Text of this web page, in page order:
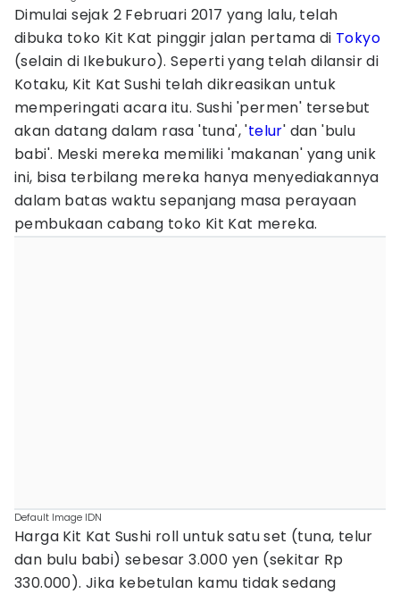
Dimulai sejak 2 Februari 2017 yang lalu, telah
dibuka toko Kit Kat pinggir jalan pertama di Tokyo
(selain di Ikebukuro). Seperti yang telah dilansir di
Kotaku, Kit Kat Sushi telah dikreasikan untuk
memperingati acara itu. Sushi 'permen' tersebut
akan datang dalam rasa 'tuna', 'telur' dan 'bulu
babi'. Meski mereka memiliki 'makanan' yang unik
ini, bisa terbilang mereka hanya menyediakannya
dalam batas waktu sepanjang masa perayaan
pembukaan cabang toko Kit Kat mereka.
Default Image IDN
Harga Kit Kat Sushi roll untuk satu set (tuna, telur
dan bulu babi) sebesar 3.000 yen (sekitar Rp
330.000). Jika kebetulan kamu tidak sedang